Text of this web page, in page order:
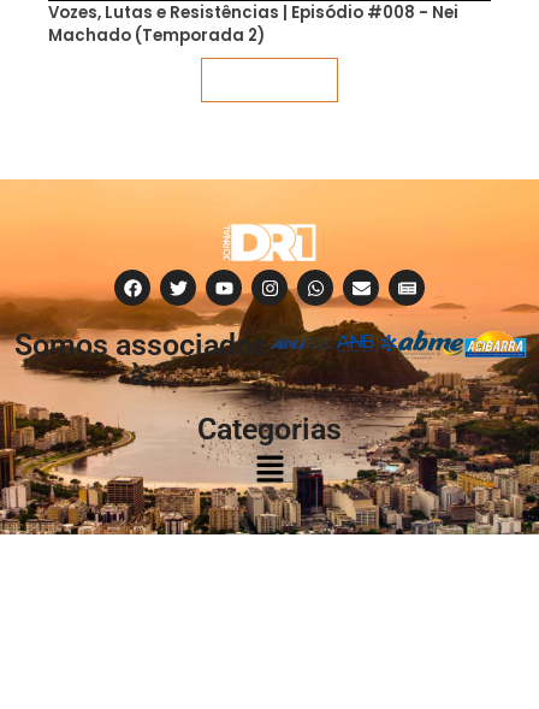
Vozes, Lutas e Resistências | Episódio #008 - Nei
Machado (Temporada 2)
Somos associados
à:
Categorias